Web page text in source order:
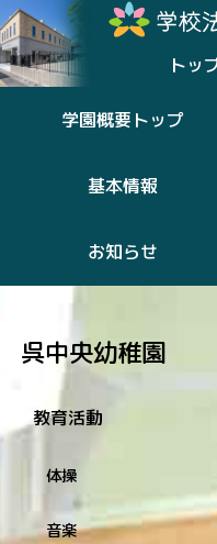
トッ
学園概要トップ
基本情報
お知らせ
呉中央幼稚園
教育活動
体操
音楽